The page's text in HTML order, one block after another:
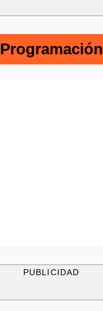
Programación
PUBLICIDAD